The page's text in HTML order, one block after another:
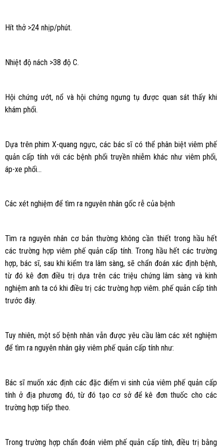
Hít thở >24 nhịp/phút.
Nhiệt độ nách >38 độ C.
Hội chứng ướt, nổ và hội chứng ngưng tụ được quan sát thấy khi
khám phổi.
Dựa trên phim X-quang ngực, các bác sĩ có thể phân biệt viêm phế
quản cấp tính với các bệnh phổi truyền nhiễm khác như viêm phổi,
áp-xe phổi…
Các xét nghiệm để tìm ra nguyên nhân gốc rễ của bệnh
Tìm ra nguyên nhân cơ bản thường không cần thiết trong hầu hết
các trường hợp viêm phế quản cấp tính. Trong hầu hết các trường
hợp, bác sĩ, sau khi kiểm tra lâm sàng, sẽ chẩn đoán xác định bệnh,
từ đó kê đơn điều trị dựa trên các triệu chứng lâm sàng và kinh
nghiệm anh ta có khi điều trị các trường hợp viêm. phế quản cấp tính
trước đây.
Tuy nhiên, một số bệnh nhân vẫn được yêu cầu làm các xét nghiệm
để tìm ra nguyên nhân gây viêm phế quản cấp tính như:
Bác sĩ muốn xác định các đặc điểm vi sinh của viêm phế quản cấp
tính ở địa phương đó, từ đó tạo cơ sở để kê đơn thuốc cho các
trường hợp tiếp theo.
Trong trường hợp chẩn đoán viêm phế quản cấp tính, điều trị bằng